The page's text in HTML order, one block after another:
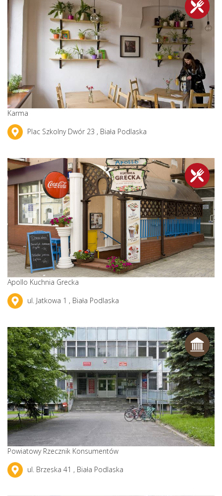
Karma
Plac Szkolny Dwór 23 , Biała Podlaska
Apollo Kuchnia Grecka
ul. Jatkowa 1 , Biała Podlaska
Powiatowy Rzecznik Konsumentów
ul. Brzeska 41 , Biała Podlaska